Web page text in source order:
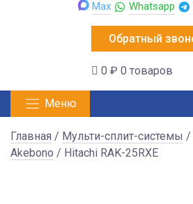
Max Whatsapp
Обратный
0 ₽ 0 товаров
Меню
Главная / Мульти-сплит-системы /
Akebono / Hitachi RAK-25RXE